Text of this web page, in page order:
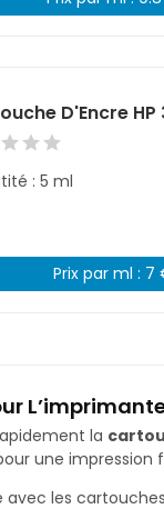
D'Encre HP
: 5 ml
Prix par ml : 7
L’imprimante
la
une impression
les